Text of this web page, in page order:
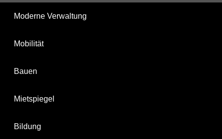
Moderne Verwaltung
Mobilität
Bauen
Mietspiegel
Bildung